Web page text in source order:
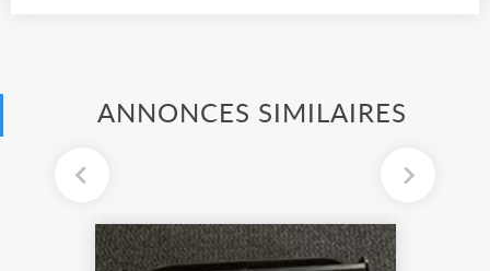
ANNONCES SIMILAIRES